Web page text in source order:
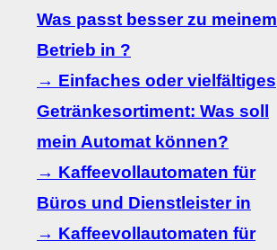
Was passt besser zu meinem
Betrieb in ?
→ Einfaches oder vielfältiges
Getränkesortiment: Was soll
mein Automat können?
→ Kaffeevollautomaten für
Büros und Dienstleister in
→ Kaffeevollautomaten für